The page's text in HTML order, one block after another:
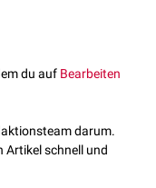
pudendalis kann
du auf Bearbeiten
darum.
Artikel schnell und